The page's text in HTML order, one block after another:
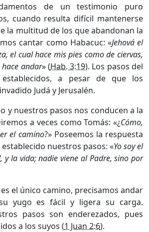
de un testimonio puro
cuando resulta difícil mantenerse
la multi­tud de los que abandonan la
cantar como Habacuc: «Jehová el
el cual hace mis pies como de ciervas,
andar» (Hab. 3:19). Los pasos del
a pesar de que los
Judá y Jerusalén.
y nuestros pasos nos conducen a la
a veces como Tomás: «¿Cómo,
el camino?» Poseemos la respuesta
nuestros pasos: «Yo soy el
y la vida; nadie viene al Padre, sino por
el único camino, precisamos andar
yugo es fácil y ligera su carga.
pasos son enderezados, pues
a los suyos (1 Juan 2:6).